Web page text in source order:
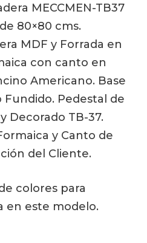
MECCMEN-TB37
80×80 cms.
MDF y Forrada en
con canto en
Americano. Base
Fundido. Pedestal de
Decorado TB-37.
y Canto de
del Cliente.
colores para
en este modelo.